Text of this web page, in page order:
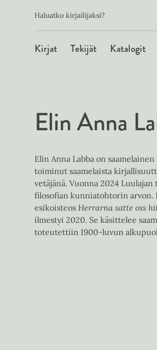
Toissijainen
Haluatko kirjailijaksi?
Päävalikko
Kirjat Tekijät Katalogit
Elin Anna
Elin Anna Labba on
toiminut saamelaista
vetäjänä. Vuonna 2024
filosofian kunniatohtorin arvon.
esikoisteos Herrarna satte oss
ilmestyi 2020. Se käsittelee
toteutettiin 1900-luvun